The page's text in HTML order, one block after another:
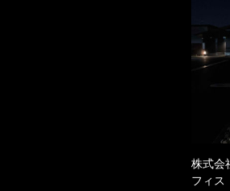
株式
フィス